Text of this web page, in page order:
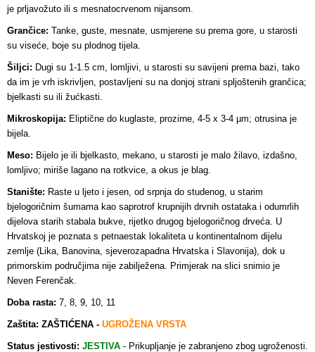
je prljavožuto ili s mesnatocrvenom nijansom.
Grančice: Tanke, guste, mesnate, usmjerene su prema gore, u starosti
su viseće, boje su plodnog tijela.
Šiljci: Dugi su 1-1.5 cm, lomljivi, u starosti su savijeni prema bazi, tako
da im je vrh iskrivljen, postavljeni su na donjoj strani spljoštenih grančica;
bjelkasti su ili žućkasti.
Mikroskopija: Eliptične do kuglaste, prozirne, 4-5 x 3-4 µm; otrusina je
bijela.
Meso: Bijelo je ili bjelkasto, mekano, u starosti je malo žilavo, izdašno,
lomljivo; miriše lagano na rotkvice, a okus je blag.
Stanište: Raste u ljeto i jesen, od srpnja do studenog, u starim
bjelogoričnim šumama kao saprotrof krupnijih drvnih ostataka i odumrlih
dijelova starih stabala bukve, rijetko drugog bjelogoričnog drveća. U
Hrvatskoj je poznata s petnaestak lokaliteta u kontinentalnom dijelu
zemlje (Lika, Banovina, sjeverozapadna Hrvatska i Slavonija), dok u
primorskim područjima nije zabilježena. Primjerak na slici snimio je
Neven Ferenčak.
Doba rasta: 7, 8, 9, 10, 11
Zaštita: ZAŠTIĆENA - UGROŽENA VRSTA
Status jestivosti: JESTIVA - Prikupljanje je zabranjeno zbog ugroženosti.